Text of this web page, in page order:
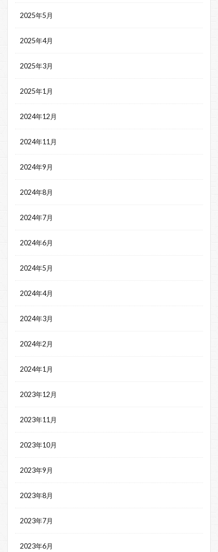
2025年5月
2025年4月
2025年3月
2025年1月
2024年12月
2024年11月
2024年9月
2024年8月
2024年7月
2024年6月
2024年5月
2024年4月
2024年3月
2024年2月
2024年1月
2023年12月
2023年11月
2023年10月
2023年9月
2023年8月
2023年7月
2023年6月